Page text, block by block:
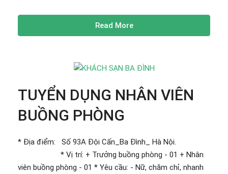
Read More
TUYỂN DỤNG NHÂN VIÊN
BUỒNG PHÒNG
* Địa điểm: Số 93A Đội Cấn_Ba Đình_ Hà Nội.
* Vị trí: + Trưởng buồng phòng - 01 + Nhân
viên buồng phòng - 01 * Yêu cầu: - Nữ, chăm chỉ, nhanh